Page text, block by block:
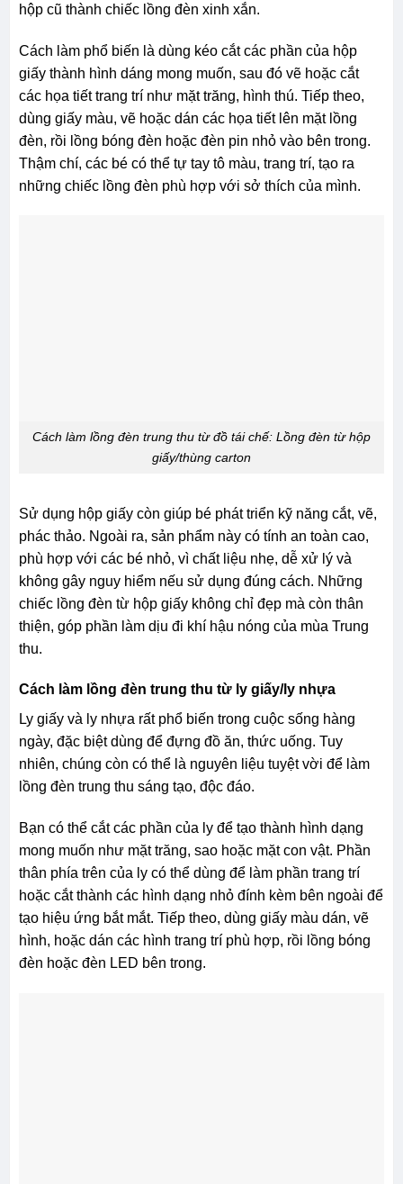
hộp cũ thành chiếc lồng đèn xinh xắn.
Cách làm phổ biến là dùng kéo cắt các phần của hộp
giấy thành hình dáng mong muốn, sau đó vẽ hoặc cắt
các họa tiết trang trí như mặt trăng, hình thú. Tiếp theo,
dùng giấy màu, vẽ hoặc dán các họa tiết lên mặt lồng
đèn, rồi lồng bóng đèn hoặc đèn pin nhỏ vào bên trong.
Thậm chí, các bé có thể tự tay tô màu, trang trí, tạo ra
những chiếc lồng đèn phù hợp với sở thích của mình.
Cách làm lồng đèn trung thu từ đồ tái chế: Lồng đèn từ hộp
giấy/thùng carton
Sử dụng hộp giấy còn giúp bé phát triển kỹ năng cắt, vẽ,
phác thảo. Ngoài ra, sản phẩm này có tính an toàn cao,
phù hợp với các bé nhỏ, vì chất liệu nhẹ, dễ xử lý và
không gây nguy hiểm nếu sử dụng đúng cách. Những
chiếc lồng đèn từ hộp giấy không chỉ đẹp mà còn thân
thiện, góp phần làm dịu đi khí hậu nóng của mùa Trung
thu.
Cách làm lồng đèn trung thu từ ly giấy/ly nhựa
Ly giấy và ly nhựa rất phổ biến trong cuộc sống hàng
ngày, đặc biệt dùng để đựng đồ ăn, thức uống. Tuy
nhiên, chúng còn có thể là nguyên liệu tuyệt vời để làm
lồng đèn trung thu sáng tạo, độc đáo.
Bạn có thể cắt các phần của ly để tạo thành hình dạng
mong muốn như mặt trăng, sao hoặc mặt con vật. Phần
thân phía trên của ly có thể dùng để làm phần trang trí
hoặc cắt thành các hình dạng nhỏ đính kèm bên ngoài để
tạo hiệu ứng bắt mắt. Tiếp theo, dùng giấy màu dán, vẽ
hình, hoặc dán các hình trang trí phù hợp, rồi lồng bóng
đèn hoặc đèn LED bên trong.